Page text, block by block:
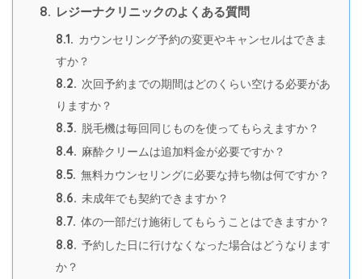
8. レジーナクリニックのよくある質問
8.1. カウンセリング予約の変更やキャンセルはできま
すか？
8.2. 次回予約までの期間はどのくらい空ける必要があ
りますか？
8.3. 脱毛機は毎回同じものを使ってもらえますか？
8.4. 麻酔クリームは追加料金が必要ですか？
8.5. 無料カウンセリングに必要な持ち物は何ですか？
8.6. 未成年でも契約できますか？
8.7. 体の一部だけ施術してもらうことはできますか？
8.8. 予約した日に行けなくなった場合はどうなります
か？